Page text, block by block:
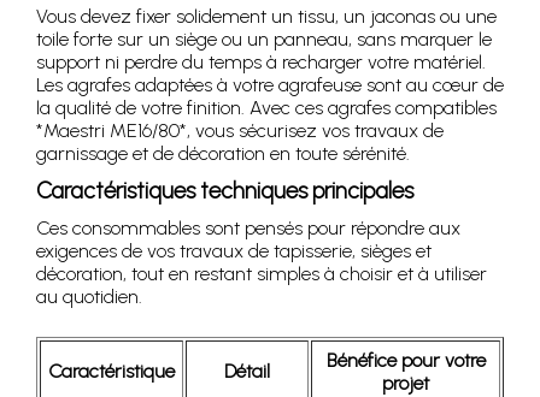
Vous devez fixer solidement un tissu, un jaconas ou une
toile forte sur un siège ou un panneau, sans marquer le
support ni perdre du temps à recharger votre matériel.
Les agrafes adaptées à votre agrafeuse sont au cœur de
la qualité de votre finition. Avec ces agrafes compatibles
*Maestri ME16/80*, vous sécurisez vos travaux de
garnissage et de décoration en toute sérénité.
Caractéristiques techniques principales
Ces consommables sont pensés pour répondre aux
exigences de vos travaux de tapisserie, sièges et
décoration, tout en restant simples à choisir et à utiliser
au quotidien.
Caractéristique Détail
Bénéfice pour votre
projet